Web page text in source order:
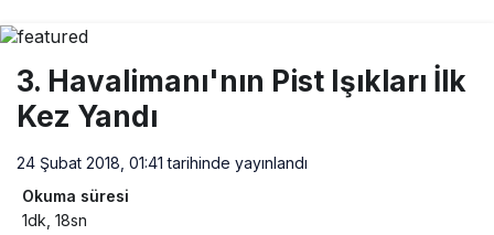
3. Havalimanı'nın Pist Işıkları İlk
Kez Yandı
24 Şubat 2018, 01:41 tarihinde yayınlandı
Okuma süresi
1dk, 18sn